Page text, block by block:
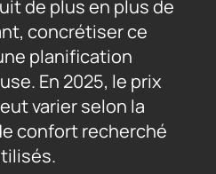
de plus en plus de
concrétiser ce
planification
En 2025, le prix
varier selon la
confort recherché